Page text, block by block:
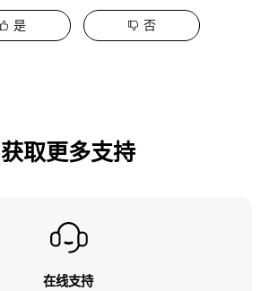
是 否
获取更多支持
在线支持